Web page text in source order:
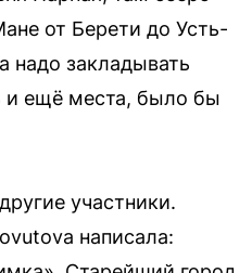
от Берети до Усть-
надо закладывать
и ещё места, было бы
участники.
написала: